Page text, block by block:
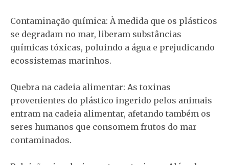
Contaminação química: À medida que os plásticos
se degradam no mar, liberam substâncias
químicas tóxicas, poluindo a água e prejudicando
ecossistemas marinhos.
Quebra na cadeia alimentar: As toxinas
provenientes do plástico ingerido pelos animais
entram na cadeia alimentar, afetando também os
seres humanos que consomem frutos do mar
contaminados.